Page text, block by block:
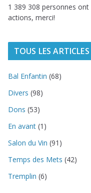
1 389 308 personnes
actions, merci!
TOUS LES ARTICLES
Bal Enfantin (68)
Divers (98)
Dons (53)
En avant (1)
Salon du Vin (91)
Temps des Mets (42)
Tremplin (6)